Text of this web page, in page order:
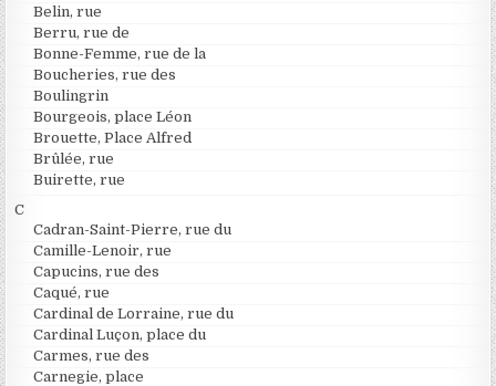
Belin, rue
Berru, rue de
Bonne-Femme, rue de la
Boucheries, rue des
Boulingrin
Bourgeois, place Léon
Brouette, Place Alfred
Brûlée, rue
Buirette, rue
C
Cadran-Saint-Pierre, rue du
Camille-Lenoir, rue
Capucins, rue des
Caqué, rue
Cardinal de Lorraine, rue du
Cardinal Luçon, place du
Carmes, rue des
Carnegie, place